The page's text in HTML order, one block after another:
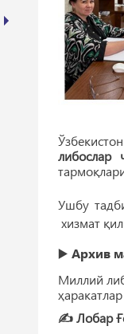
либослар
Ушбу
хизмат
▶️ Архив
Миллий
✍️ Лобар